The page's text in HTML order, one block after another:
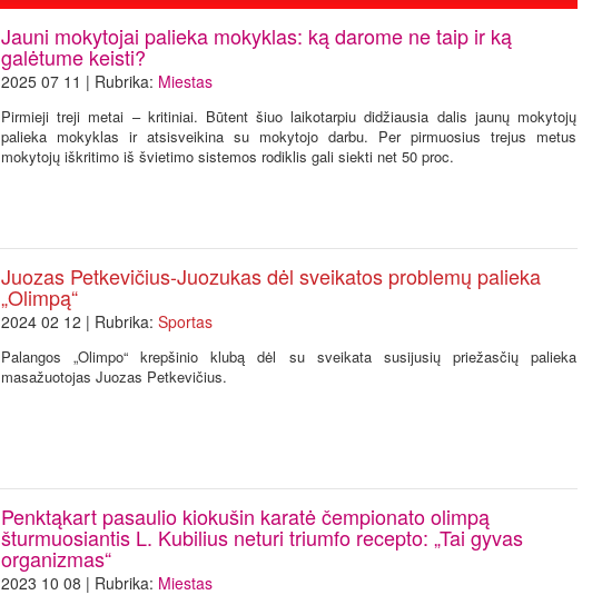
Jauni mokytojai palieka mokyklas: ką darome ne taip ir ką
galėtume keisti?
2025 07 11 | Rubrika: Miestas
Pirmieji treji metai – kritiniai. Būtent šiuo laikotarpiu didžiausia dalis jaunų mokytojų
palieka mokyklas ir atsisveikina su mokytojo darbu. Per pirmuosius trejus metus
mokytojų iškritimo iš švietimo sistemos rodiklis gali siekti net 50 proc.
Juozas Petkevičius-Juozukas dėl sveikatos problemų palieka
„Olimpą“
2024 02 12 | Rubrika: Sportas
Palangos „Olimpo“ krepšinio klubą dėl su sveikata susijusių priežasčių palieka
masažuotojas Juozas Petkevičius.
Penktąkart pasaulio kiokušin karatė čempionato olimpą
šturmuosiantis L. Kubilius neturi triumfo recepto: „Tai gyvas
organizmas“
2023 10 08 | Rubrika: Miestas